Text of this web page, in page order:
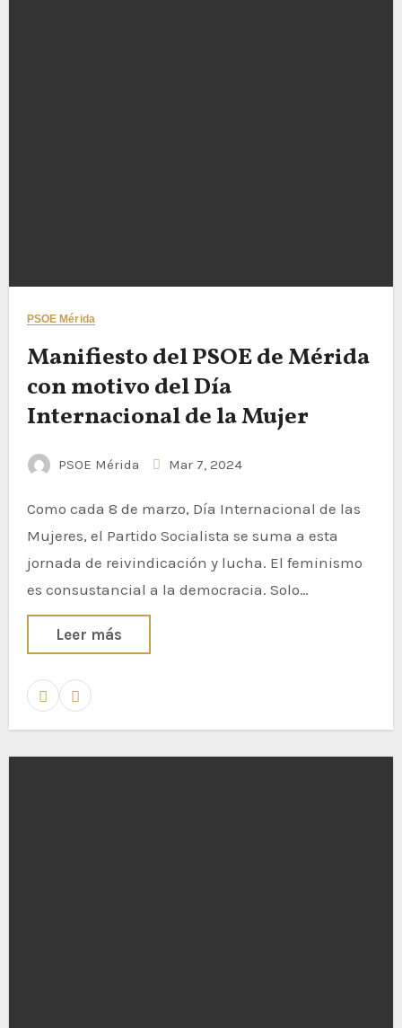
PSOE Mérida
Manifiesto del PSOE de Mérida
con motivo del Día
Internacional de la Mujer
PSOE Mérida Mar 7, 2024
Como cada 8 de marzo, Día Internacional de las
Mujeres, el Partido Socialista se suma a esta
jornada de reivindicación y lucha. El feminismo
es consustancial a la democracia. Solo…
Leer más